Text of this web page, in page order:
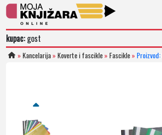
kupac:gost
» Kancelarija» Koverte i fascikle» Fascikle» Proizvod: